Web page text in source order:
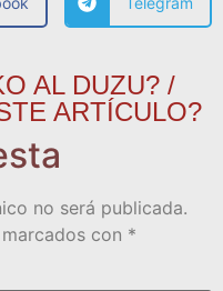
AL DUZU? /
ARTÍCULO?
no será publicada.
con *